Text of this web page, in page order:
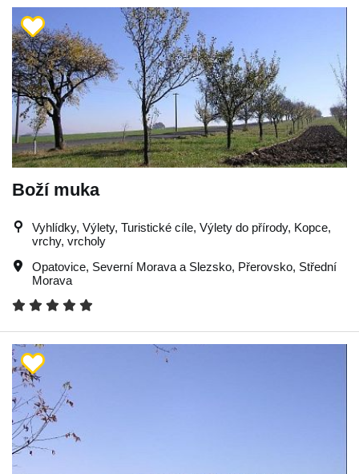
Boží muka
Vyhlídky, Výlety, Turistické cíle, Výlety do přírody, Kopce,
vrchy, vrcholy
Opatovice, Severní Morava a Slezsko, Přerovsko, Střední
Morava